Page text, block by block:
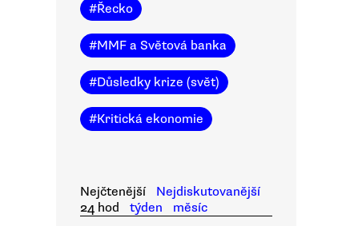
#Řecko
#MMF a Světová banka
#Důsledky krize (svět)
#Kritická ekonomie
Nejčtenější
Nejdiskutovanější
24 hod
týden
měsíc